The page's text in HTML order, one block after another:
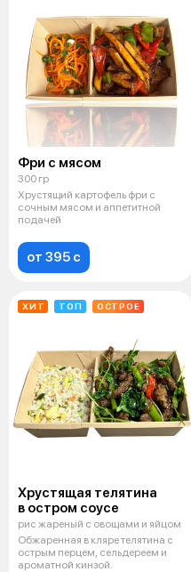
Фри с мясом
300 гр
Хрустящий картофель фри с
сочным мясом и аппетитной
подачей
от 395 c
ХИТ ТОП ОСТРОЕ
Хрустящая телятина
в остром соусе
рис жареный с овощами и яйцом
Обжаренная в кляре телятина с
острым перцем, сельдереем и
ароматной кинзой.